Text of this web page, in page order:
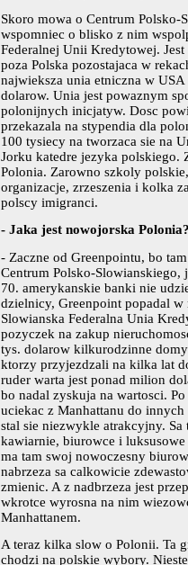
Skoro mowa o Centrum Polsko-
wspomniec o blisko z nim
Federalnej Unii Kredytowej.
poza Polska pozostajaca w
najwieksza unia etniczna w
dolarow. Unia jest powaznym
polonijnych inicjatyw. Dosc
przekazala na stypendia dla
100 tysiecy na tworzaca sie na
Jorku katedre jezyka polskiego.
Polonia. Zarowno szkoly
organizacje, zrzeszenia i kolka
polscy imigranci.
- Jaka jest nowojorska
- Zaczne od Greenpointu, bo
Centrum Polsko-
70. amerykanskie banki nie
dzielnicy, Greenpoint popadal
Slowianska Federalna Unia
pozyczek na zakup
tys. dolarow kilkurodzinne
ktorzy przyjezdzali na kilka lat
ruder warta jest ponad milion
bo nadal zyskuja na wartosci.
uciekac z Manhattanu do
stal sie niezwykle atrakcyjny. Sa
kawiarnie, biurowce i
ma tam swoj nowoczesny
nabrzeza sa calkowicie
zmienic. A z nadbrzeza jest
wkrotce wyrosna na nim
Manhattanem.
A teraz kilka slow o Polonii. Ta
chodzi na polskie wybory.